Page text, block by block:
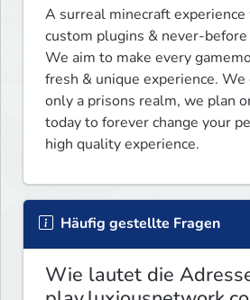
A surreal minecraft
custom plugins & never-
We aim to make every
fresh & unique experience.
only a prisons realm, we plan
today to forever change your
high quality experience.
Häufig gestellte Fragen
Wie lautet die